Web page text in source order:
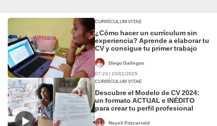
CURRÍCULUM VITAE
¿Cómo hacer un currículum sin
experiencia? Aprende a elaborar tu
CV y consigue tu primer trabajo
Diego Gallegos
07:23 | 10/01/2025
CURRÍCULUM VITAE
Descubre el Modelo de CV 2024:
un formato ACTUAL e INÉDITO
para crear tu perfil profesional
Nayeli Fitzcarrald